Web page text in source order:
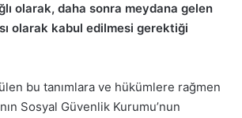
olarak, daha sonra meydana gelen
olarak kabul edilmesi gerektiği
bu tanımlara ve hükümlere rağmen
Sosyal Güvenlik Kurumu’nun